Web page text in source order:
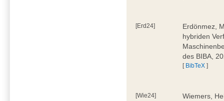
[Erd24]
Erdönmez,
hybriden
des BIBA,
[ BibTeX ]
[Wie24]
Wiemers,